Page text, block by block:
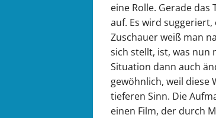
eine Rolle. Gerade
auf. Es wird
Zuschauer weiß man
sich stellt, ist, was nun
Situation dann auch
gewöhnlich, weil diese
tieferen Sinn. Die
einen Film, der durch